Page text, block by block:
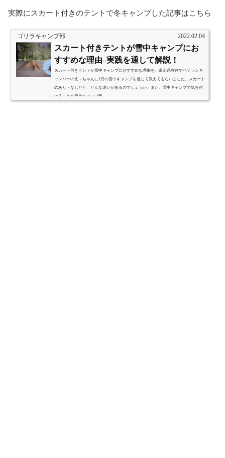
実際にスカート付きのテントで冬キャンプした記事はこちら
ゴリラキャンプ部 2022.02.04
スカート付きテントが雪中キャンプにお
すすめな理由–実践を通して解説！
スカート付きテントが雪中キャンプにおすすめな理由を、富山県在住でベテランキ
ャンパーのえ～ちゃんに1月の雪中キャンプを通じて教えてもらいました。スカート
のあり・なしだと、どんな違いがあるのでしょうか。また、雪中キャンプで気を付
けることや簡単キャンプ飯...